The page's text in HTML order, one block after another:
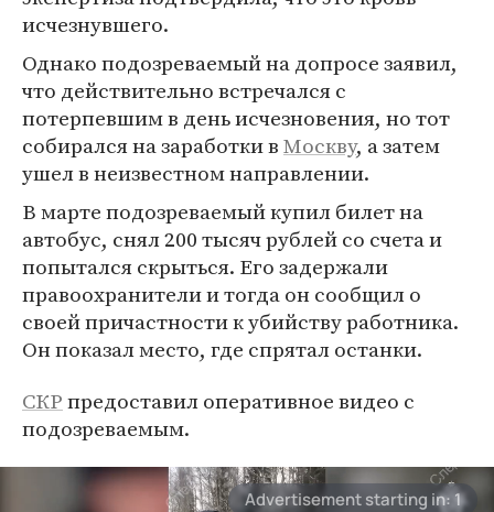
исчезнувшего.
Однако подозреваемый на допросе заявил,
что действительно встречался с
потерпевшим в день исчезновения, но тот
собирался на заработки вМоскву, а затем
ушел в неизвестном направлении.
В марте подозреваемый купил билет на
автобус, снял 200 тысяч рублей со счета и
попытался скрыться. Его задержали
правоохранители и тогда он сообщил о
своей причастности к убийству работника.
Он показал место, где спрятал останки.
СКРпредоставил оперативное видео с
подозреваемым.